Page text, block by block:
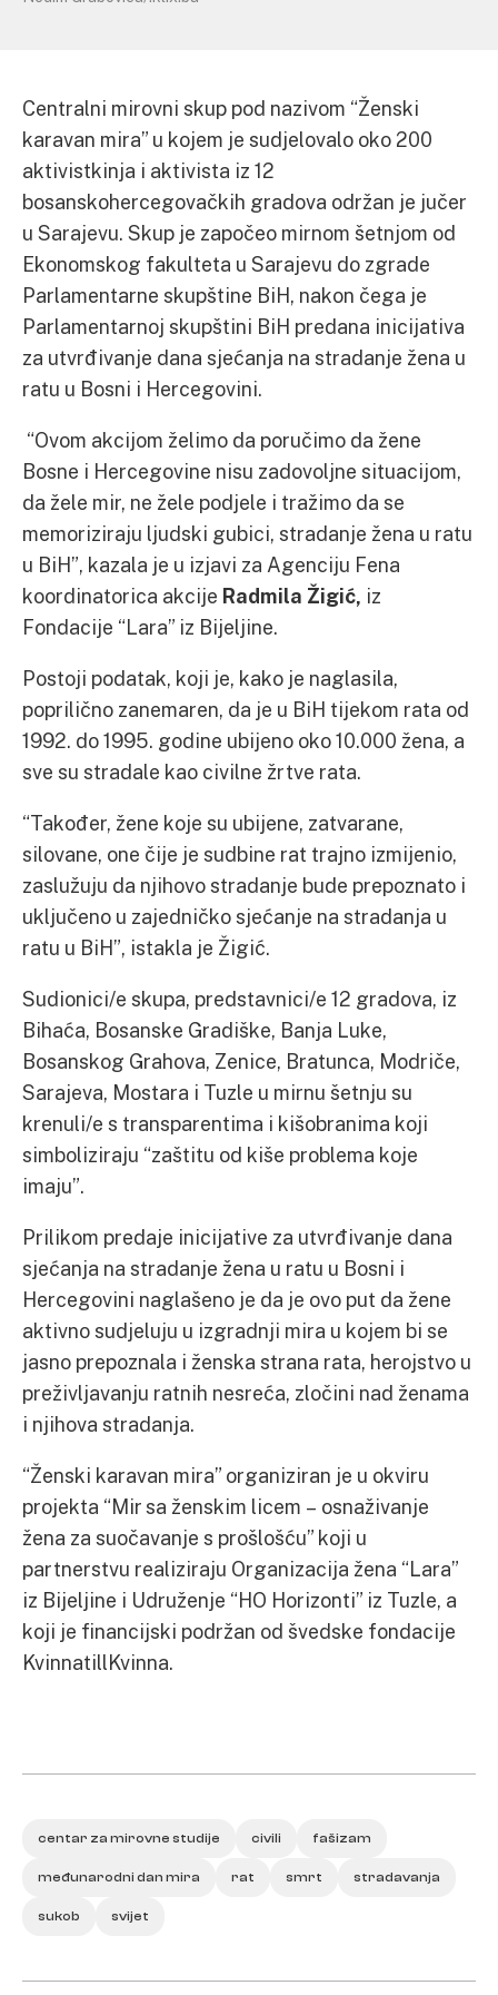
Centralni mirovni skup pod nazivom “Ženski
karavan mira” u kojem je sudjelovalo oko 200
aktivistkinja i aktivista iz 12
bosanskohercegovačkih gradova održan je jučer
u Sarajevu. Skup je započeo mirnom šetnjom od
Ekonomskog fakulteta u Sarajevu do zgrade
Parlamentarne skupštine BiH, nakon čega je
Parlamentarnoj skupštini BiH predana inicijativa
za utvrđivanje dana sjećanja na stradanje žena u
ratu u Bosni i Hercegovini.
“Ovom akcijom želimo da poručimo da žene
Bosne i Hercegovine nisu zadovoljne situacijom,
da žele mir, ne žele podjele i tražimo da se
memoriziraju ljudski gubici, stradanje žena u ratu
u BiH”, kazala je u izjavi za Agenciju Fena
koordinatorica akcije Radmila Žigić, iz
Fondacije “Lara” iz Bijeljine.
Postoji podatak, koji je, kako je naglasila,
poprilično zanemaren, da je u BiH tijekom rata od
1992. do 1995. godine ubijeno oko 10.000 žena, a
sve su stradale kao civilne žrtve rata.
“Također, žene koje su ubijene, zatvarane,
silovane, one čije je sudbine rat trajno izmijenio,
zaslužuju da njihovo stradanje bude prepoznato i
uključeno u zajedničko sjećanje na stradanja u
ratu u BiH”, istakla je Žigić.
Sudionici/e skupa, predstavnici/e 12 gradova, iz
Bihaća, Bosanske Gradiške, Banja Luke,
Bosanskog Grahova, Zenice, Bratunca, Modriče,
Sarajeva, Mostara i Tuzle u mirnu šetnju su
krenuli/e s transparentima i kišobranima koji
simboliziraju “zaštitu od kiše problema koje
imaju”.
Prilikom predaje inicijative za utvrđivanje dana
sjećanja na stradanje žena u ratu u Bosni i
Hercegovini naglašeno je da je ovo put da žene
aktivno sudjeluju u izgradnji mira u kojem bi se
jasno prepoznala i ženska strana rata, herojstvo u
preživljavanju ratnih nesreća, zločini nad ženama
i njihova stradanja.
“Ženski karavan mira” organiziran je u okviru
projekta “Mir sa ženskim licem – osnaživanje
žena za suočavanje s prošlošću” koji u
partnerstvu realiziraju Organizacija žena “Lara”
iz Bijeljine i Udruženje “HO Horizonti” iz Tuzle, a
koji je financijski podržan od švedske fondacije
KvinnatillKvinna.
centar za mirovne studije civili fašizam
međunarodni dan mira rat smrt stradavanja
sukob svijet